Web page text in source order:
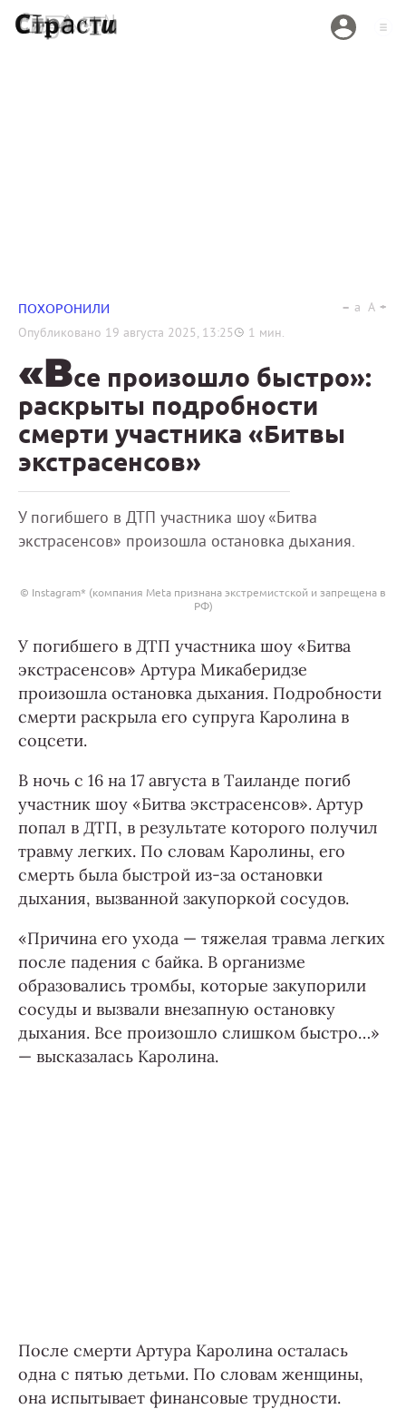
ПОХОРОНИЛИ
Опубликовано 19 августа 2025, 13:25 1 мин.
a A
«Все произошло быстро»:
раскрыты подробности
смерти участника «Битвы
экстрасенсов»
У погибшего в ДТП участника шоу «Битва
экстрасенсов» произошла остановка дыхания.
© Instagram* (компания Meta признана экстремистской и запрещена в
РФ)
У погибшего в ДТП участника шоу «Битва
экстрасенсов» Артура Микаберидзе
произошла остановка дыхания. Подробности
смерти раскрыла его супруга Каролина в
соцсети.
В ночь с 16 на 17 августа в Таиланде погиб
участник шоу «Битва экстрасенсов». Артур
попал в ДТП, в результате которого получил
травму легких. По словам Каролины, его
смерть была быстрой из-за остановки
дыхания, вызванной закупоркой сосудов.
«Причина его ухода — тяжелая травма легких
после падения с байка. В организме
образовались тромбы, которые закупорили
сосуды и вызвали внезапную остановку
дыхания. Все произошло слишком быстро…»
— высказалась Каролина.
После смерти Артура Каролина осталась
одна с пятью детьми. По словам женщины,
она испытывает финансовые трудности.